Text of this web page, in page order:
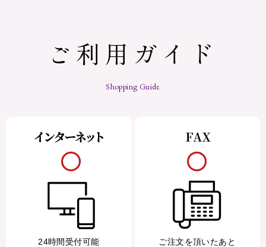
ご利用ガイド
Shopping Guide
24時間受付可能
ご注文を頂いたあと